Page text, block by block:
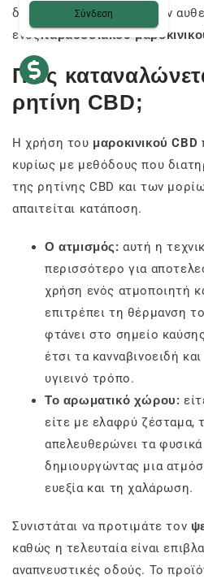
διατηρώντας έτσι όλη την
ενόςπαραδοσιακού
Πώς
ρητίνη CBD;
Η χρήση του μαροκινικού CBD
κυρίως με μεθόδους που
της ρητίνης CBD και των
απαιτείται κατάποση.
Ο ατμισμός: αυτή η
περισσότερο για
χρήση ενός ατμοποιητή
επιτρέπει τη θέρμανση
φτάνει στο σημείο
έτσι τα κανναβινοειδή
υγιεινό τρόπο.
Το αρωματικό χώρου:
είτε με ελαφρύ ζέσταμα,
απελευθερώνει τα
δημιουργώντας μια
ευεξία και τη χαλάρωση.
Συνιστάται να προτιμάτε τον
καθώς η τελευταία είναι
αναπνευστικές οδούς. Το
Σύνδεση